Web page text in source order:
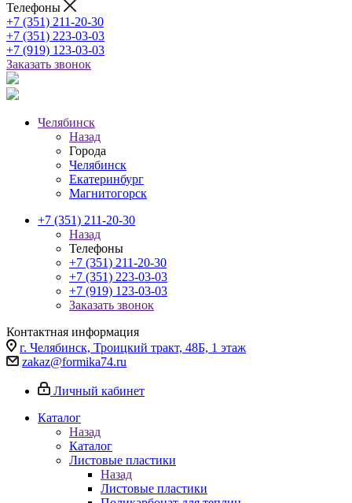
Телефоны
+7 (351) 211-20-30
+7 (351) 223-03-03
+7 (919) 123-03-03
Заказать звонок
Челябинск
Назад
Города
Челябинск
Екатеринбург
Магнитогорск
+7 (351) 211-20-30
Назад
Телефоны
+7 (351) 211-20-30
+7 (351) 223-03-03
+7 (919) 123-03-03
Заказать звонок
Контактная информация
г. Челябинск, Троицкий тракт, 48Б, 1 этаж
zakaz@formika74.ru
Личный кабинет
Каталог
Назад
Каталог
Листовые пластики
Назад
Листовые пластики